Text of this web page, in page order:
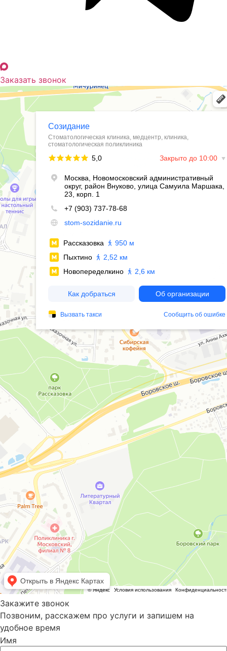
Заказать звонок
Закажите звонок
Позвоним, расскажем про услуги и запишем на
удобное время
Имя